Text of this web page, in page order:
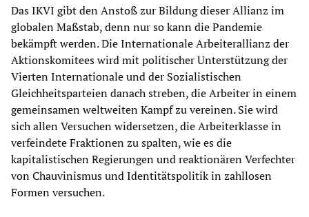
Das IKVI gibt den Anstoß zur Bildung dieser Allianz im
globalen Maßstab, denn nur so kann die Pandemie
bekämpft werden. Die Internationale Arbeiterallianz der
Aktionskomitees wird mit politischer Unterstützung der
Vierten Internationale und der Sozialistischen
Gleichheitsparteien danach streben, die Arbeiter in einem
gemeinsamen weltweiten Kampf zu vereinen. Sie wird
sich allen Versuchen widersetzen, die Arbeiterklasse in
verfeindete Fraktionen zu spalten, wie es die
kapitalistischen Regierungen und reaktionären Verfechter
von Chauvinismus und Identitätspolitik in zahllosen
Formen versuchen.